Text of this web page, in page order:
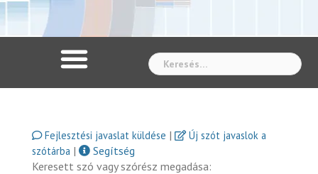
Fejlesztési javaslat küldése |
Új szót javaslok a
szótárba |
Segítség
Keresett szó vagy szórész megadása: